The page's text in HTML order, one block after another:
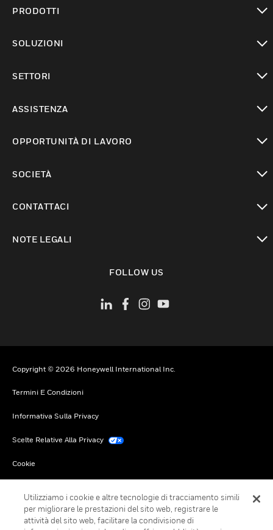
PRODOTTI
SOLUZIONI
SETTORI
ASSISTENZA
OPPORTUNITÀ DI LAVORO
SOCIETÀ
CONTATTACI
NOTE LEGALI
FOLLOW US
Copyright © 2026 Honeywell International Inc.
Termini E Condizioni
Informativa Sulla Privacy
Scelte Relative Alla Privacy
Cookie
Utilizziamo i cookie e altre tecnologie di tracciamento simili
per migliorare le prestazioni del sito web, registrare le
attività del sito web, facilitare la condivisione di